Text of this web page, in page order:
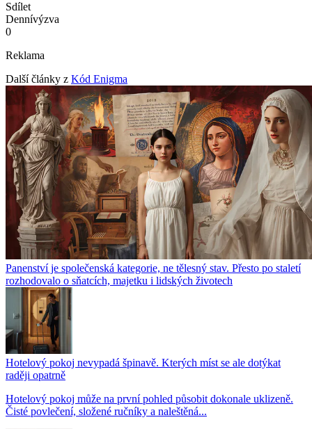
Sdílet
Dennívýzva
0
Reklama
Další články z Kód Enigma
Panenství je společenská kategorie, ne tělesný stav. Přesto po staletí
rozhodovalo o sňatcích, majetku i lidských životech
Hotelový pokoj nevypadá špinavě. Kterých míst se ale dotýkat
raději opatrně
Hotelový pokoj může na první pohled působit dokonale uklizeně.
Čisté povlečení, složené ručníky a naleštěná...